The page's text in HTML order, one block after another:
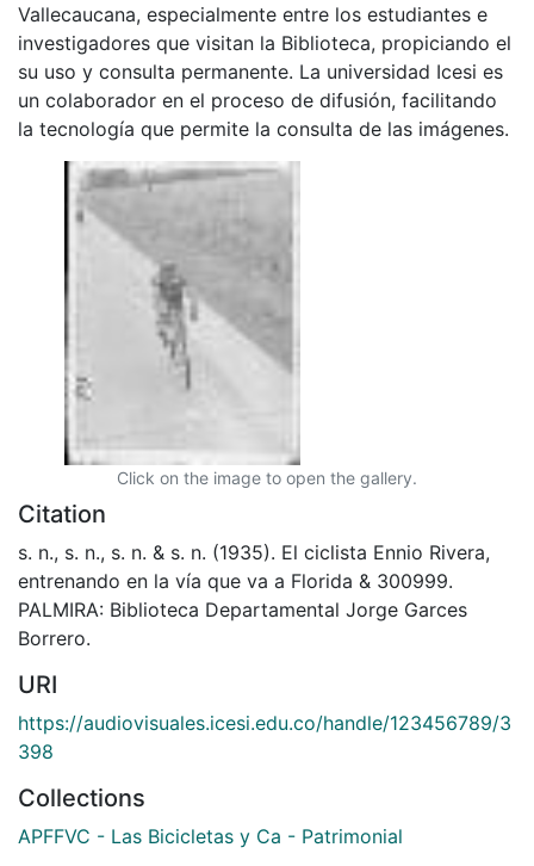
Vallecaucana, especialmente entre los estudiantes e
investigadores que visitan la Biblioteca, propiciando el
su uso y consulta permanente. La universidad Icesi es
un colaborador en el proceso de difusión, facilitando
la tecnología que permite la consulta de las imágenes.
Click on the image to open the gallery.
Citation
s. n., s. n., s. n. & s. n. (1935). El ciclista Ennio Rivera,
entrenando en la vía que va a Florida & 300999.
PALMIRA: Biblioteca Departamental Jorge Garces
Borrero.
URI
https://audiovisuales.icesi.edu.co/handle/123456789/3
398
Collections
APFFVC - Las Bicicletas y Ca - Patrimonial